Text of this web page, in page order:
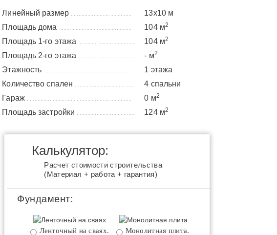
Линейный размер
13x10 м
Площадь дома
104 м2
Площадь 1-го этажа 104 м2
Площадь 2-го этажа - м2
Этажность
1 этажа
Количество спален
4 спальни
Гараж
0 м2
Площадь застройки 124 м2
Калькулятор:
Расчет стоимости строительства
(Материал + работа + гарантия)
Фундамент:
Ленточный на сваях. Монолитная плита.